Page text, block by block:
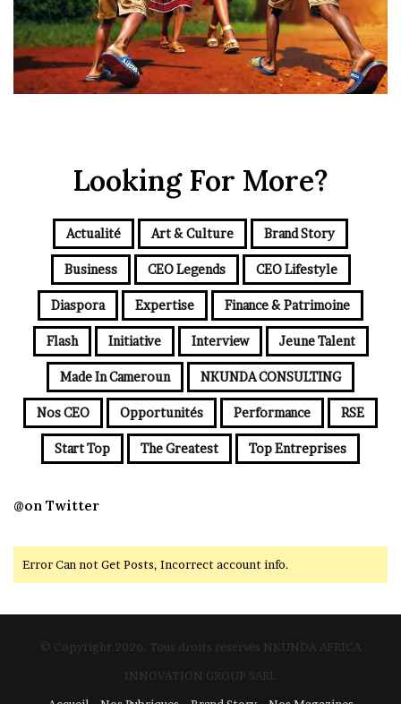
Looking For More?
Actualité Art & Culture Brand Story
Business CEO Legends CEO Lifestyle
Diaspora Expertise Finance & Patrimoine
Flash Initiative Interview Jeune Talent
Made In Cameroun NKUNDA CONSULTING
Nos CEO Opportunités Performance RSE
Start Top The Greatest Top Entreprises
@on Twitter
Error Can not Get Posts, Incorrect account info.
© Copyright 2026, Tous droits réservés NKUNDA AFRICA
INNOVATION GROUP SARL